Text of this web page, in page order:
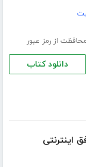
محافظت از رمز عبور
دانلود کتاب
اینترنتی